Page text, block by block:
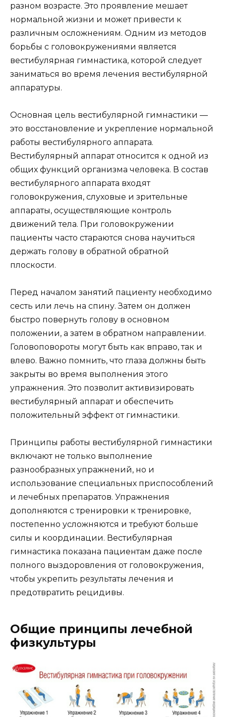
разном возрасте. Это проявление мешает
нормальной жизни и может привести к
различным осложнениям. Одним из методов
борьбы с головокружениями является
вестибулярная гимнастика, которой следует
заниматься во время лечения вестибулярной
аппаратуры.
Основная цель вестибулярной гимнастики —
это восстановление и укрепление нормальной
работы вестибулярного аппарата.
Вестибулярный аппарат относится к одной из
общих функций организма человека. В состав
вестибулярного аппарата входят
головокружения, слуховые и зрительные
аппараты, осуществляющие контроль
движений тела. При головокружении
пациенты часто стараются снова научиться
держать голову в обратной обратной
плоскости.
Перед началом занятий пациенту необходимо
сесть или лечь на спину. Затем он должен
быстро повернуть голову в основном
положении, а затем в обратном направлении.
Головоповороты могут быть как вправо, так и
влево. Важно помнить, что глаза должны быть
закрыты во время выполнения этого
упражнения. Это позволит активизировать
вестибулярный аппарат и обеспечить
положительный эффект от гимнастики.
Принципы работы вестибулярной гимнастики
включают не только выполнение
разнообразных упражнений, но и
использование специальных приспособлений
и лечебных препаратов. Упражнения
дополняются с тренировки к тренировке,
постепенно усложняются и требуют больше
силы и координации. Вестибулярная
гимнастика показана пациентам даже после
полного выздоровления от головокружения,
чтобы укрепить результаты лечения и
предотвратить рецидивы.
Общие принципы лечебной
физкультуры